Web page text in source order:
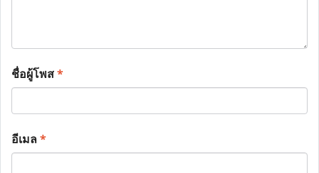
ชื่อผู้โพส*
อีเมล*